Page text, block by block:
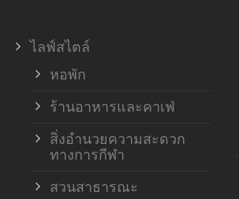
ไลฟ์สไตล์
หอพัก
ร้านอาหารและคาเฟ่
สิ่งอำนวยความสะดวก
ทางการกีฬา
สวนสาธารณะ